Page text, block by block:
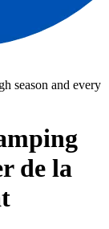
season and every
de la